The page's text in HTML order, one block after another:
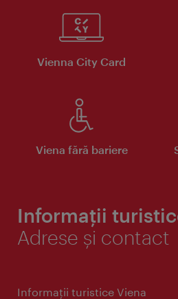
Vienna City Card
Viena fără bariere
Informații
Adrese și contact
Informaţii turistice Viena